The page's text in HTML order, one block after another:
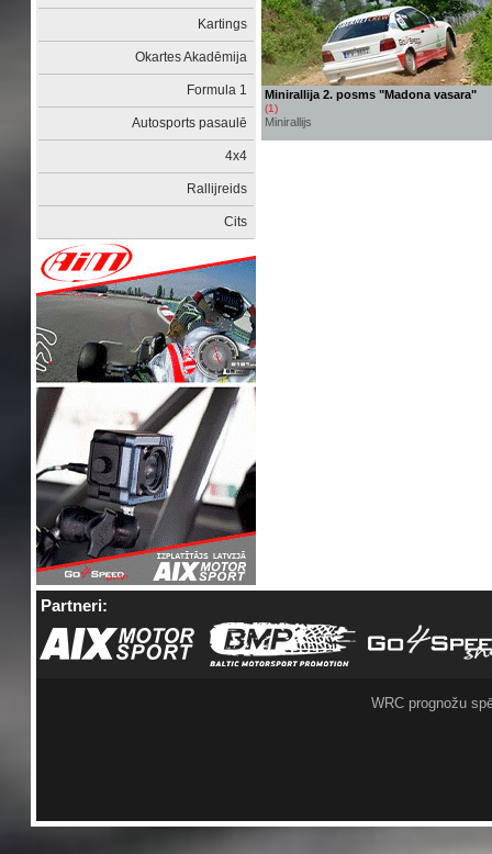
Kartings
Okartes Akadēmija
Formula 1
Autosports pasaulē
4x4
Rallijreids
Cits
Minirallija 2. posms "Madona vasara"
(1)
Minirallijs
Partneri:
WRC prognožu